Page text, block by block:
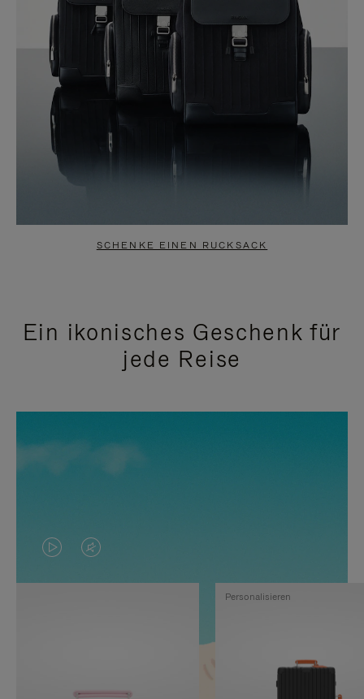
SCHENKE EINEN RUCKSACK
Ein ikonisches Geschenk für
jede Reise
DAS
VIDEO
VIDEO
IST
Personalisieren